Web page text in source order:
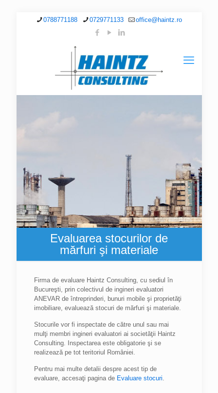
0788771188 0729771133 office@haintz.ro
Evaluarea stocurilor de
mărfuri şi materiale
Firma de evaluare Haintz Consulting, cu sediul în
Bucureşti, prin colectivul de ingineri evaluatori
ANEVAR de întreprinderi, bunuri mobile şi proprietăţi
imobiliare, evaluează stocuri de mărfuri şi materiale.
Stocurile vor fi inspectate de către unul sau mai
mulţi membri ingineri evaluatori ai societăţii Haintz
Consulting. Inspectarea este obligatorie şi se
realizează pe tot teritoriul României.
Pentru mai multe detalii despre acest tip de
evaluare, accesaţi pagina de Evaluare stocuri.